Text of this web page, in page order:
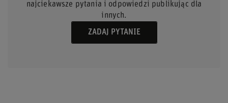
najciekawsze pytania i odpowiedzi publikując dla
innych.
ZADAJ PYTANIE